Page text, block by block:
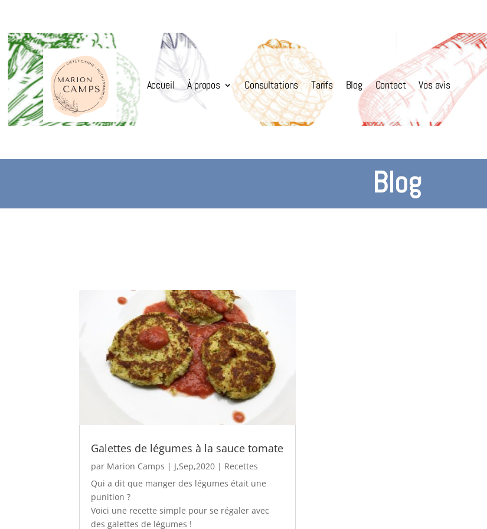
Accueil À propos Consultations Tarifs Blog Contact Vos avis
Blog
Galettes de légumes à la sauce tomate
par Marion Camps | J,Sep,2020 | Recettes
Qui a dit que manger des légumes était une
punition ?
Voici une recette simple pour se régaler avec
des galettes de légumes !